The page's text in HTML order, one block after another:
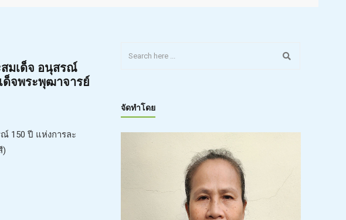
สมเด็จ อนุสรณ์
ด็จพระพุฒาจารย์
150 ปี แห่งการละ
)
จัดทำโดย